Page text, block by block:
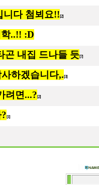
니다 첨뵈요!! [2]
..!! :D
곤 내집 드나들 듯[7]
하겠습니다,. [3]
려면...? [2]
[1]